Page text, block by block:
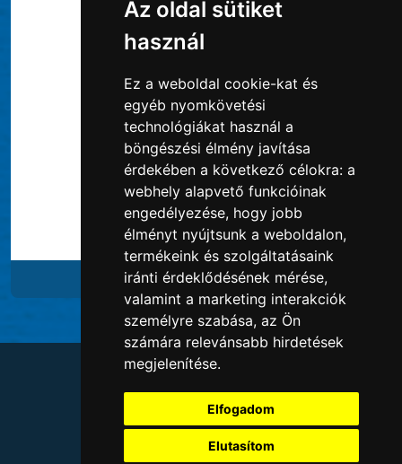
Az oldal sütiket
használ
Ez a weboldal cookie-kat és
egyéb nyomkövetési
technológiákat használ a
böngészési élmény javítása
érdekében a következő célokra: a
webhely alapvető funkcióinak
engedélyezése, hogy jobb
élményt nyújtsunk a weboldalon,
termékeink és szolgáltatásaink
iránti érdeklődésének mérése,
valamint a marketing interakciók
személyre szabása, az Ön
számára relevánsabb hirdetések
megjelenítése.
Elfogadom
Elutasítom
Gyulai májas
Allergének
Adatvédelem
Cégadatok
Kapcsolat
Állásajánlatok